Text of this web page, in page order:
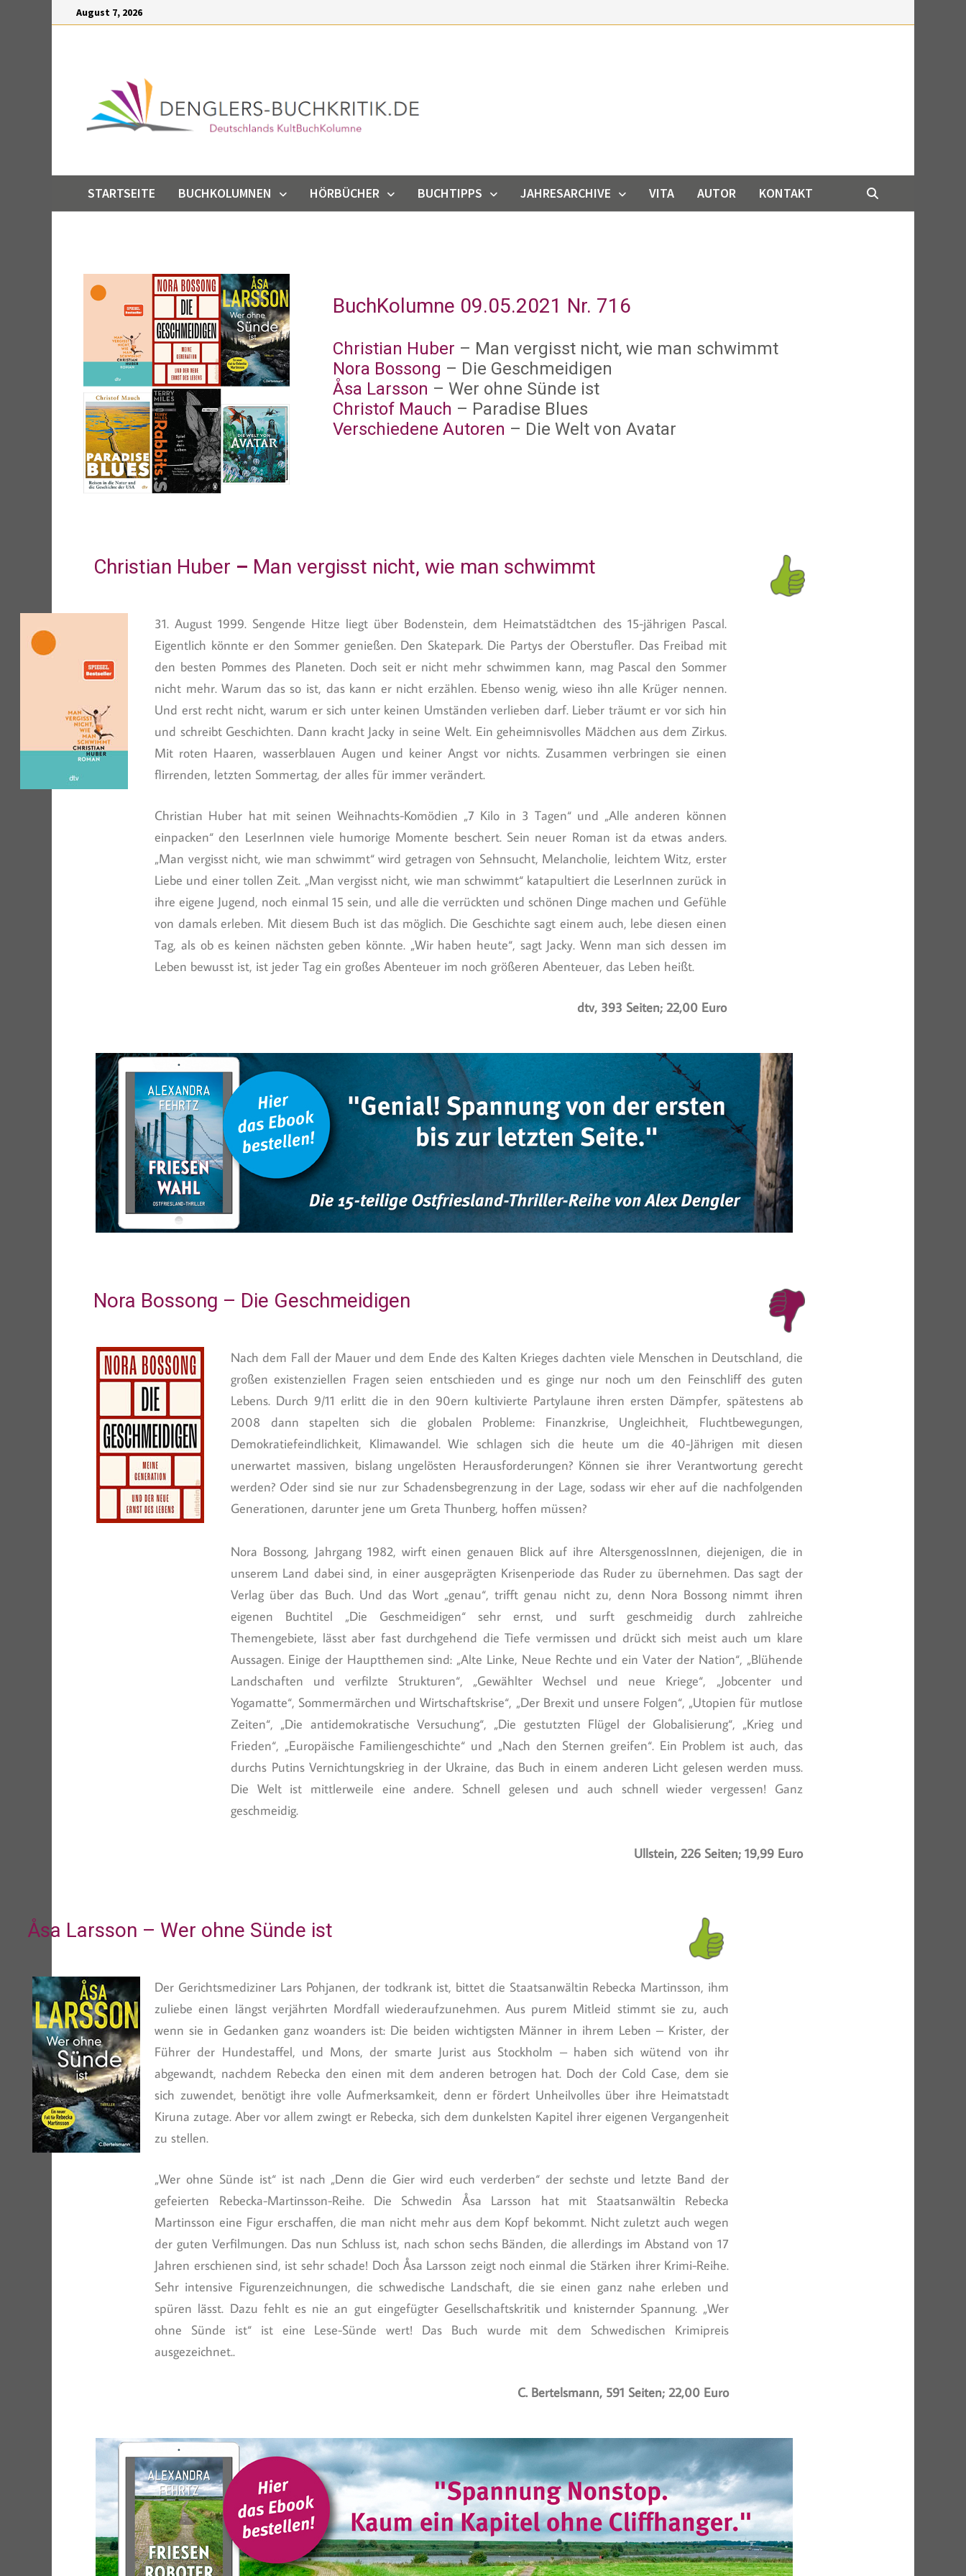
August 7, 2026
STARTSEITE BUCHKOLUMNEN HÖRBÜCHER BUCHTIPPS JAHRESARCHIVE VITA AUTOR KONTAKT
BuchKolumne 09.05.2021 Nr. 716
Christian Huber – Man vergisst nicht, wie man schwimmt
Nora Bossong – Die Geschmeidigen
Åsa Larsson – Wer ohne Sünde ist
Christof Mauch – Paradise Blues
Verschiedene Autoren – Die Welt von Avatar
Christian Huber – Man vergisst nicht, wie man schwimmt
31. August 1999. Sengende Hitze liegt über Bodenstein, dem Heimatstädtchen des 15-jährigen Pascal.
Eigentlich könnte er den Sommer genießen. Den Skatepark. Die Partys der Oberstufler. Das Freibad mit
den besten Pommes des Planeten. Doch seit er nicht mehr schwimmen kann, mag Pascal den Sommer
nicht mehr. Warum das so ist, das kann er nicht erzählen. Ebenso wenig, wieso ihn alle Krüger nennen.
Und erst recht nicht, warum er sich unter keinen Umständen verlieben darf. Lieber träumt er vor sich hin
und schreibt Geschichten. Dann kracht Jacky in seine Welt. Ein geheimnisvolles Mädchen aus dem Zirkus.
Mit roten Haaren, wasserblauen Augen und keiner Angst vor nichts. Zusammen verbringen sie einen
flirrenden, letzten Sommertag, der alles für immer verändert.
Christian Huber hat mit seinen Weihnachts-Komödien „7 Kilo in 3 Tagen“ und „Alle anderen können
einpacken“ den LeserInnen viele humorige Momente beschert. Sein neuer Roman ist da etwas anders.
„Man vergisst nicht, wie man schwimmt“ wird getragen von Sehnsucht, Melancholie, leichtem Witz, erster
Liebe und einer tollen Zeit. „Man vergisst nicht, wie man schwimmt“ katapultiert die LeserInnen zurück in
ihre eigene Jugend, noch einmal 15 sein, und alle die verrückten und schönen Dinge machen und Gefühle
von damals erleben. Mit diesem Buch ist das möglich. Die Geschichte sagt einem auch, lebe diesen einen
Tag, als ob es keinen nächsten geben könnte. „Wir haben heute“, sagt Jacky. Wenn man sich dessen im
Leben bewusst ist, ist jeder Tag ein großes Abenteuer im noch größeren Abenteuer, das Leben heißt.
dtv, 393 Seiten; 22,00 Euro
Nora Bossong – Die Geschmeidigen
Nach dem Fall der Mauer und dem Ende des Kalten Krieges dachten viele Menschen in Deutschland, die
großen existenziellen Fragen seien entschieden und es ginge nur noch um den Feinschliff des guten
Lebens. Durch 9/11 erlitt die in den 90ern kultivierte Partylaune ihren ersten Dämpfer, spätestens ab
2008 dann stapelten sich die globalen Probleme: Finanzkrise, Ungleichheit, Fluchtbewegungen,
Demokratiefeindlichkeit, Klimawandel. Wie schlagen sich die heute um die 40-Jährigen mit diesen
unerwartet massiven, bislang ungelösten Herausforderungen? Können sie ihrer Verantwortung gerecht
werden? Oder sind sie nur zur Schadensbegrenzung in der Lage, sodass wir eher auf die nachfolgenden
Generationen, darunter jene um Greta Thunberg, hoffen müssen?
Nora Bossong, Jahrgang 1982, wirft einen genauen Blick auf ihre AltersgenossInnen, diejenigen, die in
unserem Land dabei sind, in einer ausgeprägten Krisenperiode das Ruder zu übernehmen. Das sagt der
Verlag über das Buch. Und das Wort „genau“, trifft genau nicht zu, denn Nora Bossong nimmt ihren
eigenen Buchtitel „Die Geschmeidigen“ sehr ernst, und surft geschmeidig durch zahlreiche
Themengebiete, lässt aber fast durchgehend die Tiefe vermissen und drückt sich meist auch um klare
Aussagen. Einige der Hauptthemen sind: „Alte Linke, Neue Rechte und ein Vater der Nation“, „Blühende
Landschaften und verfilzte Strukturen“, „Gewählter Wechsel und neue Kriege“, „Jobcenter und
Yogamatte“, Sommermärchen und Wirtschaftskrise“, „Der Brexit und unsere Folgen“, „Utopien für mutlose
Zeiten“, „Die antidemokratische Versuchung“, „Die gestutzten Flügel der Globalisierung“, „Krieg und
Frieden“, „Europäische Familiengeschichte“ und „Nach den Sternen greifen“. Ein Problem ist auch, das
durchs Putins Vernichtungskrieg in der Ukraine, das Buch in einem anderen Licht gelesen werden muss.
Die Welt ist mittlerweile eine andere. Schnell gelesen und auch schnell wieder vergessen! Ganz
geschmeidig.
Ullstein, 226 Seiten; 19,99 Euro
Åsa Larsson – Wer ohne Sünde ist
Der Gerichtsmediziner Lars Pohjanen, der todkrank ist, bittet die Staatsanwältin Rebecka Martinsson, ihm
zuliebe einen längst verjährten Mordfall wiederaufzunehmen. Aus purem Mitleid stimmt sie zu, auch
wenn sie in Gedanken ganz woanders ist: Die beiden wichtigsten Männer in ihrem Leben – Krister, der
Führer der Hundestaffel, und Mons, der smarte Jurist aus Stockholm – haben sich wütend von ihr
abgewandt, nachdem Rebecka den einen mit dem anderen betrogen hat. Doch der Cold Case, dem sie
sich zuwendet, benötigt ihre volle Aufmerksamkeit, denn er fördert Unheilvolles über ihre Heimatstadt
Kiruna zutage. Aber vor allem zwingt er Rebecka, sich dem dunkelsten Kapitel ihrer eigenen Vergangenheit
zu stellen.
„Wer ohne Sünde ist“ ist nach „Denn die Gier wird euch verderben“ der sechste und letzte Band der
gefeierten Rebecka-Martinsson-Reihe. Die Schwedin Åsa Larsson hat mit Staatsanwältin Rebecka
Martinsson eine Figur erschaffen, die man nicht mehr aus dem Kopf bekommt. Nicht zuletzt auch wegen
der guten Verfilmungen. Das nun Schluss ist, nach schon sechs Bänden, die allerdings im Abstand von 17
Jahren erschienen sind, ist sehr schade! Doch Åsa Larsson zeigt noch einmal die Stärken ihrer Krimi-Reihe.
Sehr intensive Figurenzeichnungen, die schwedische Landschaft, die sie einen ganz nahe erleben und
spüren lässt. Dazu fehlt es nie an gut eingefügter Gesellschaftskritik und knisternder Spannung. „Wer
ohne Sünde ist“ ist eine Lese-Sünde wert! Das Buch wurde mit dem Schwedischen Krimipreis
ausgezeichnet..
C. Bertelsmann, 591 Seiten; 22,00 Euro